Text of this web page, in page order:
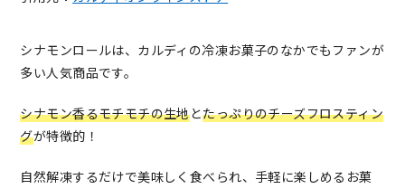
シナモンロールは、カルディの冷凍お菓子のなかでもファンが
多い人気商品です。
シナモン香るモチモチの生地とたっぷりのチーズフロスティン
グが特徴的！
自然解凍するだけで美味しく食べられ、手軽に楽しめるお菓